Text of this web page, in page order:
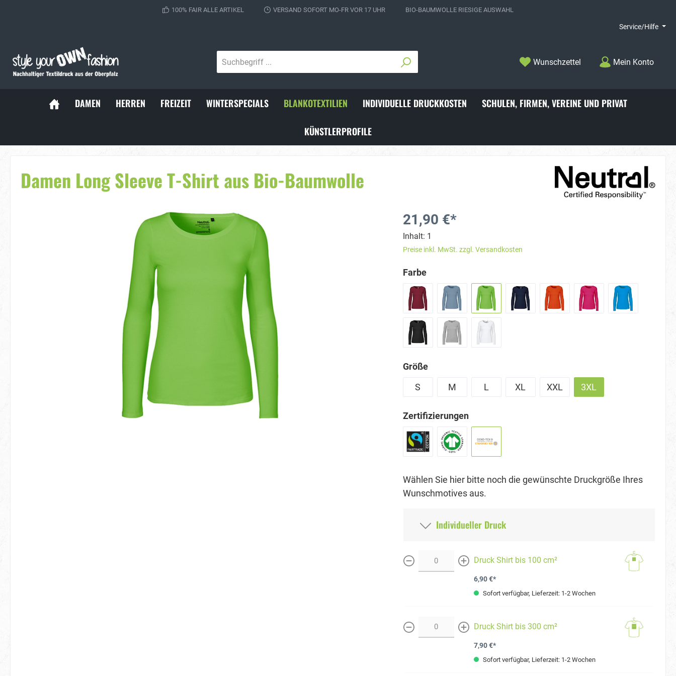
100% FAIR ALLE ARTIKEL VERSAND SOFORT MO-FR VOR 17 UHR BIO-BAUMWOLLE RIESIGE AUSWAHL
Service/Hilfe
Wunschzettel Mein Konto
DAMEN HERREN FREIZEIT WINTERSPECIALS BLANKOTEXTILIEN INDIVIDUELLE DRUCKKOSTEN SCHULEN, FIRMEN, VEREINE UND PRIVAT
KÜNSTLERPROFILE
Badelatschen
Damen Long Sleeve T-Shirt aus Bio-Baumwolle
21,90 €*
Inhalt: 1
Preise inkl. MwSt. zzgl. Versandkosten
Farbe
Größe
S
M L XL XXL 3XL
Zertifizierungen
Wählen Sie hier bitte noch die gewünschte Druckgröße Ihres
Wunschmotives aus.
Individueller Druck
weniger mehr
Druck Shirt bis 100 cm²
6,90 €*
Sofort verfügbar, Lieferzeit: 1-2 Wochen
weniger mehr
Druck Shirt bis 300 cm²
7,90 €*
Sofort verfügbar, Lieferzeit: 1-2 Wochen